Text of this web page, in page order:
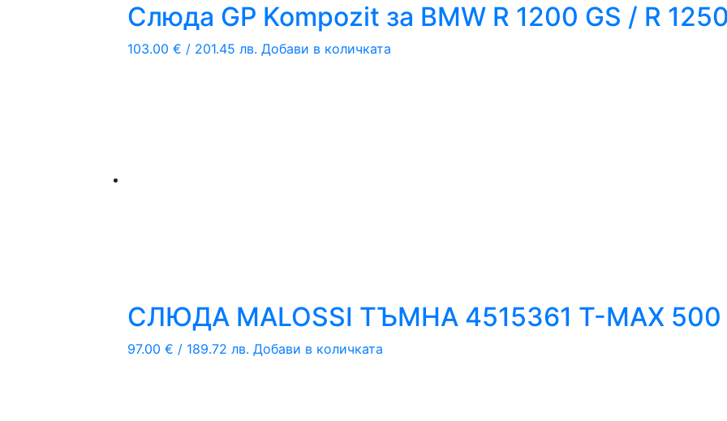
Слюда GP Kompozit за BMW R 1200 GS / R
103.00 € / 201.45 лв. Добави в количката
СЛЮДА MALOSSI ТЪМНА 4515361 T-MAX
97.00 € / 189.72 лв. Добави в количката